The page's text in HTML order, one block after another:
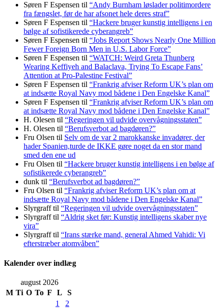
Søren F Espensen til “Andy Burnham løslader politi­mordere
fra fængslet, før de har afsonet hele deres straf”
Søren F Espensen til “Hackere bruger kunstig intelligens i en
bølge af sofistikerede cyberangreb”
Søren F Espensen til “Jobs Report Shows Nearly One Million
Fewer Foreign Born Men in U.S. Labor Force”
Søren F Espensen til “WATCH: Weird Greta Thunberg
Wearing Keffiyeh and Balaclava, Trying To Escape Fans’
Attention at Pro-Palestine Festival”
Søren F Espensen til “Frankrig afviser Reform UK’s plan om
at indsætte Royal Navy mod bådene i Den Engelske Kanal”
Søren F Espensen til “Frankrig afviser Reform UK’s plan om
at indsætte Royal Navy mod bådene i Den Engelske Kanal”
H. Olesen til “Regeringen vil udvide overvågningsstaten”
H. Olesen til “Berufsverbot ad bagdøren?”
Fru Olsen til Selv om de var 2 marokkanske invadører, der
hader Spanien,turde de IKKE gøre noget da en stor mand
smed den ene ud
Fru Olsen til “Hackere bruger kunstig intelligens i en bølge af
sofistikerede cyberangreb”
dunk til “Berufsverbot ad bagdøren?”
Fru Olsen til “Frankrig afviser Reform UK’s plan om at
indsætte Royal Navy mod bådene i Den Engelske Kanal”
Slyrgrafftil “Regeringen vil udvide overvågningsstaten”
Slyrgrafftil “Aldrig sket før: Kunstig intelligens skaber nye
vira”
Slyrgrafftil “Irans stærke mand, general Ahmed Vahidi: Vi
efterstræber atomvåben”
Kalender over indlæg
august 2026
M Ti O To F L
S
1
2